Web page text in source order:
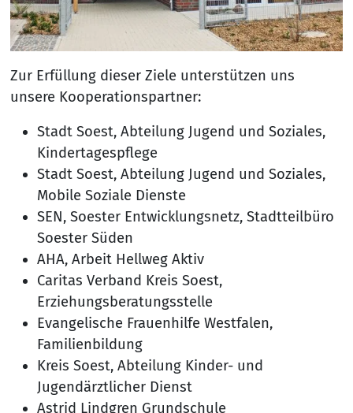
Zur Erfüllung dieser Ziele unterstützen uns
unsere Kooperationspartner:
Stadt Soest, Abteilung Jugend und Soziales,
Kindertagespflege
Stadt Soest, Abteilung Jugend und Soziales,
Mobile Soziale Dienste
SEN, Soester Entwicklungsnetz, Stadtteilbüro
Soester Süden
AHA, Arbeit Hellweg Aktiv
Caritas Verband Kreis Soest,
Erziehungsberatungsstelle
Evangelische Frauenhilfe Westfalen,
Familienbildung
Kreis Soest, Abteilung Kinder- und
Jugendärztlicher Dienst
Astrid Lindgren Grundschule